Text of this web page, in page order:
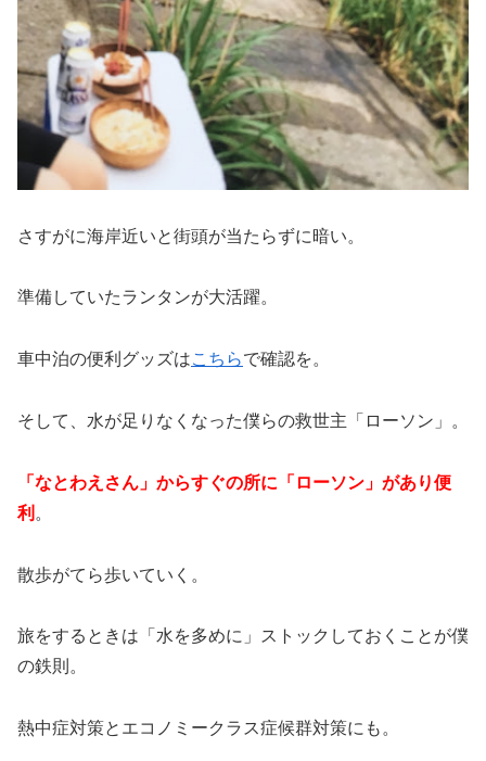
さすがに海岸近いと街頭が当たらずに暗い。
準備していたランタンが大活躍。
車中泊の便利グッズはこちらで確認を。
そして、水が足りなくなった僕らの救世主「ローソン」。
「なとわえさん」からすぐの所に「ローソン」があり便
利 。
散歩がてら歩いていく。
旅をするときは「水を多めに」ストックしておくことが僕
の鉄則。
熱中症対策とエコノミークラス症候群対策にも。